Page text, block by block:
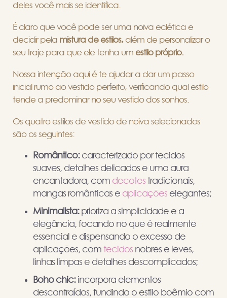
deles você mais se identifica.
É claro que você pode ser uma noiva eclética e
decidir pela mistura de estilos,além de personalizar o
seu traje para que ele tenha um estilo próprio.
Nossa intenção aqui é te ajudar a dar um passo
inicial rumo ao vestido perfeito, verificando qual estilo
tende a predominar no seu vestido dos sonhos.
Os quatro estilos de vestido de noiva selecionados
são os seguintes:
Romântico: caracterizado por tecidos
suaves, detalhes delicados e uma aura
encantadora, com decotes tradicionais,
mangas românticas e aplicações elegantes;
Minimalista: prioriza a simplicidade e a
elegância, focando no que é realmente
essencial e dispensando o excesso de
aplicações, com tecidos nobres e leves,
linhas limpas e detalhes descomplicados;
Boho chic:incorpora elementos
descontraídos, fundindo o estilo boêmio com